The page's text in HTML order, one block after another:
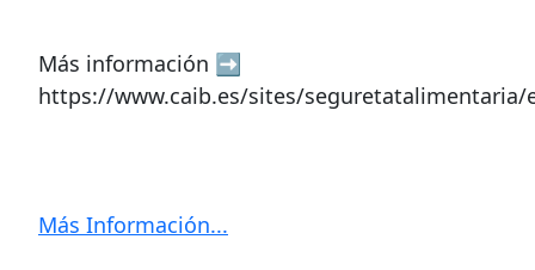
Más información ➡
https://www.caib.es/sites/seguretatalimentaria/
Más Información...